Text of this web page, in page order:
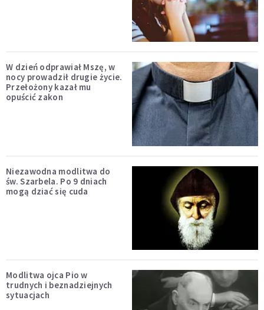
W dzień odprawiał Mszę, w
nocy prowadził drugie życie.
Przełożony kazał mu
opuścić zakon
Niezawodna modlitwa do
św. Szarbela. Po 9 dniach
mogą dziać się cuda
Modlitwa ojca Pio w
trudnych i beznadziejnych
sytuacjach